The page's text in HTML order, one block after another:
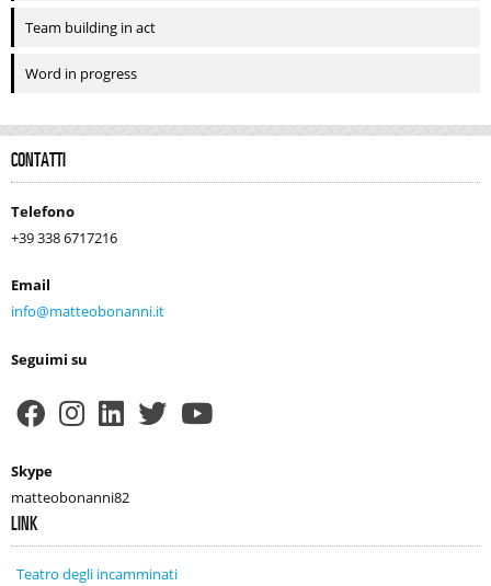
Team building in act
Word in progress
CONTATTI
Telefono
+39 338 6717216
Email
info@matteobonanni.it
Seguimi su
Skype
matteobonanni82
LINK
Teatro degli incamminati